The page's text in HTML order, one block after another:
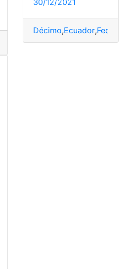
pago,sueldo
Décimo,Ecuador,Fecha